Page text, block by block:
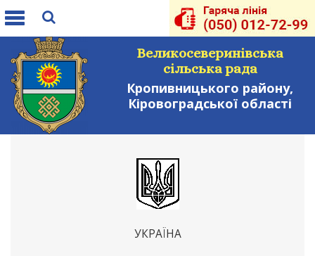
Toggle
Великосеверинівська
сільська рада
Кропивницького району,
Кіровоградської області
УКРАЇНА